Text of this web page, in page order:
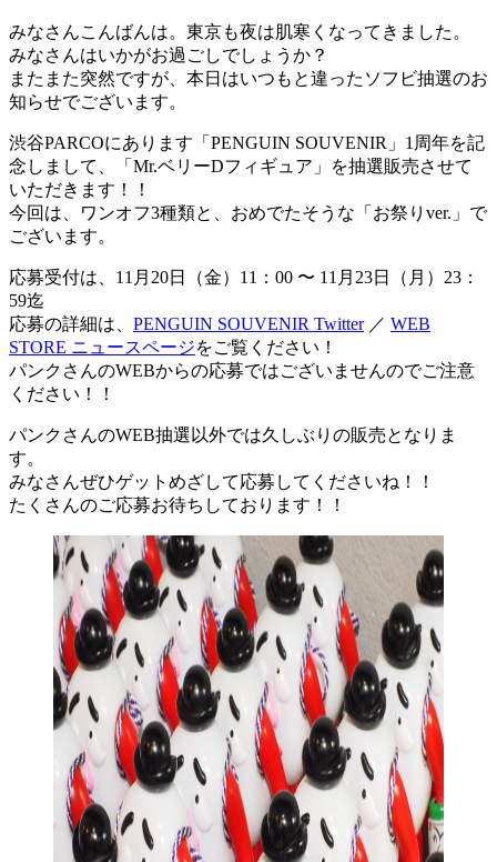
みなさんこんばんは。東京も夜は肌寒くなってきました。
みなさんはいかがお過ごしでしょうか？
またまた突然ですが、本日はいつもと違ったソフビ抽選のお
知らせでございます。
渋谷PARCOにあります「PENGUIN SOUVENIR」1周年を記
念しまして、「Mr.ベリーDフィギュア」を抽選販売させて
いただきます！！
今回は、ワンオフ3種類と、おめでたそうな「お祭りver.」で
ございます。
応募受付は、11月20日（金）11：00 〜 11月23日（月）23：
59迄
応募の詳細は、 PENGUIN SOUVENIR Twitter／ WEB
STORE ニュースページをご覧ください！
パンクさんのWEBからの応募ではございませんのでご注意
ください！！
パンクさんのWEB抽選以外では久しぶりの販売となりま
す。
みなさんぜひゲットめざして応募してくださいね！！
たくさんのご応募お待ちしております！！